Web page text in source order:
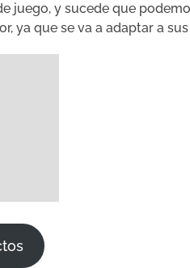
juego, y sucede que
ya que se va a adaptar a